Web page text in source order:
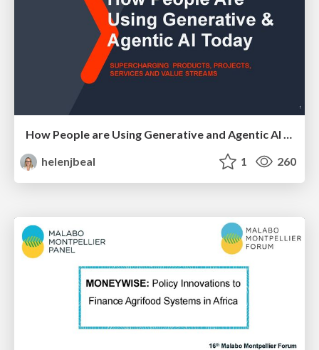
How People are Using Generative and Agentic AI to Supercharge Their Products, Projects, Services and Value Streams Today
helenjbeal
1 260